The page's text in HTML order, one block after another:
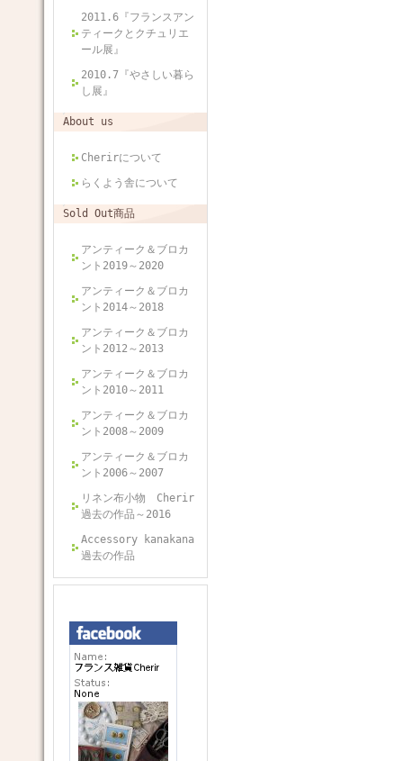
2011.6『フランスアン
ティークとクチュリエ
ール展』
2010.7『やさしい暮ら
し展』
About us
Cherirについて
らくよう舎について
Sold Out商品
アンティーク＆ブロカ
ント2019～2020
アンティーク＆ブロカ
ント2014～2018
アンティーク＆ブロカ
ント2012～2013
アンティーク＆ブロカ
ント2010～2011
アンティーク＆ブロカ
ント2008～2009
アンティーク＆ブロカ
ント2006～2007
リネン布小物 Cherir
過去の作品～2016
Accessory kanakana
過去の作品